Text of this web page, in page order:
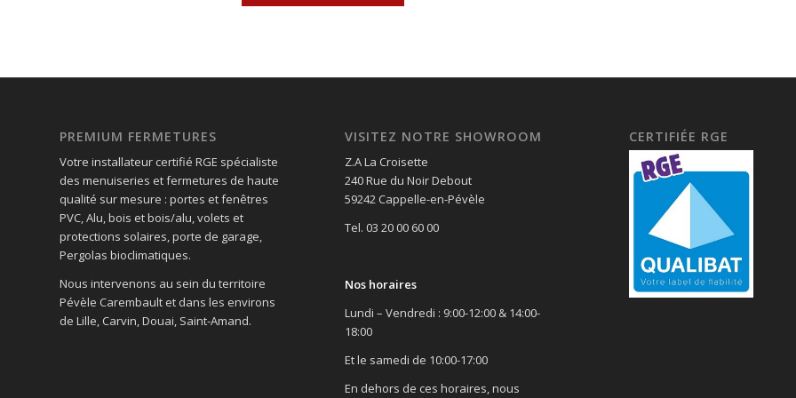
PREMIUM FERMETURES
Votre installateur certifié RGE spécialiste
des menuiseries et fermetures de haute
qualité sur mesure : portes et fenêtres
PVC, Alu, bois et bois/alu, volets et
protections solaires, porte de garage,
Pergolas bioclimatiques.
Nous intervenons au sein du territoire
Pévèle Carembault et dans les environs
de Lille, Carvin, Douai, Saint-Amand.
VISITEZ NOTRE SHOWROOM
Z.A La Croisette
240 Rue du Noir Debout
59242 Cappelle-en-Pévèle
Tel. 03 20 00 60 00
Nos horaires
Lundi – Vendredi : 9:00-12:00 & 14:00-
18:00
Et le samedi de 10:00-17:00
En dehors de ces horaires, nous
CERTIFIÉE RGE